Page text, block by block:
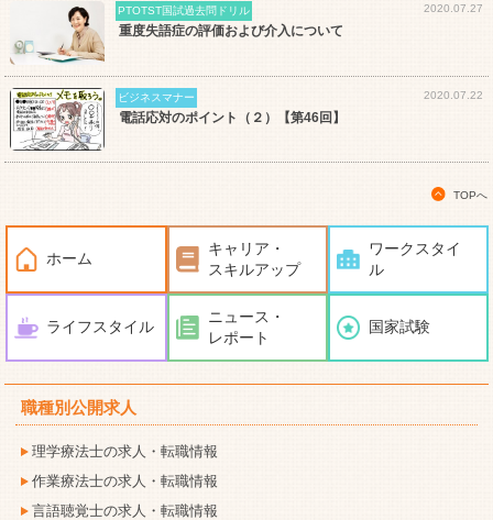
PTOTST国試過去問ドリル 2020.07.27
重度失語症の評価および介入について
ビジネスマナー 2020.07.22
電話応対のポイント（２）【第46回】
TOPへ
ホーム
キャリア・
スキルアップ
ワークスタイ
ル
ライフスタイル
ニュース・
レポート
国家試験
職種別公開求人
理学療法士の求人・転職情報
作業療法士の求人・転職情報
言語聴覚士の求人・転職情報